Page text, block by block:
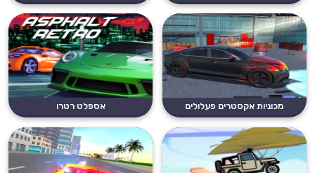
מכוניות אקסטרים פעלולים אספלט רטרו